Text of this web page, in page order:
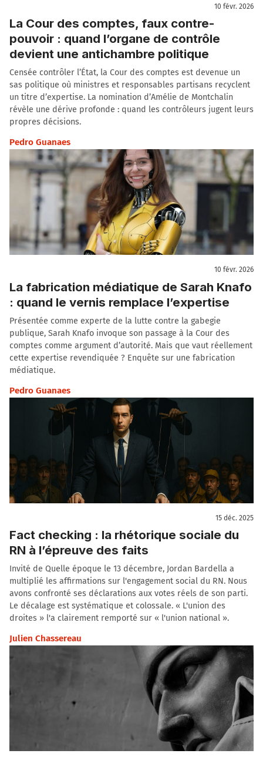
10 févr. 2026
La Cour des comptes, faux contre-
pouvoir : quand l’organe de contrôle
devient une antichambre politique
Censée contrôler l’État, la Cour des comptes est devenue un
sas politique où ministres et responsables partisans recyclent
un titre d’expertise. La nomination d’Amélie de Montchalin
révèle une dérive profonde : quand les contrôleurs jugent leurs
propres décisions.
Pedro Guanaes
10 févr. 2026
La fabrication médiatique de Sarah Knafo
: quand le vernis remplace l’expertise
Présentée comme experte de la lutte contre la gabegie
publique, Sarah Knafo invoque son passage à la Cour des
comptes comme argument d’autorité. Mais que vaut réellement
cette expertise revendiquée ? Enquête sur une fabrication
médiatique.
Pedro Guanaes
15 déc. 2025
Fact checking : la rhétorique sociale du
RN à l’épreuve des faits
Invité de Quelle époque le 13 décembre, Jordan Bardella a
multiplié les affirmations sur l'engagement social du RN. Nous
avons confronté ses déclarations aux votes réels de son parti.
Le décalage est systématique et colossale. « L'union des
droites » l'a clairement remporté sur « l'union national ».
Julien Chassereau